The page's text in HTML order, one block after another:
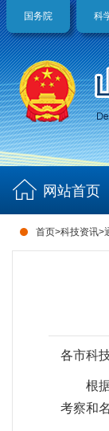
国务院 科
网站首页
首页>科技资讯>
各市科
根
考察和